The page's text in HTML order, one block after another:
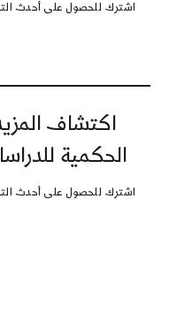
اشترك للحصول على أحدث
اكتشاف
الحكمية
اشترك للحصول على أحدث